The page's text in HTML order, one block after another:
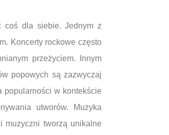
coś dla siebie. Jednym z
Koncerty rockowe często
przeżyciem. Innym
popowych są zazwyczaj
popularności w kontekście
utworów. Muzyka
muzyczni tworzą unikalne